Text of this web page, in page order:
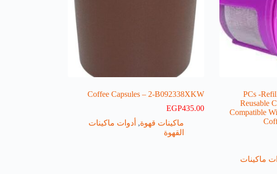
1 PCs -
Reusable
Compatible
ماكينات
Coffee Capsules – 2-B092338XKW
EGP435.00
ماكينات قهوة, أدوات ماكينات
القهوة